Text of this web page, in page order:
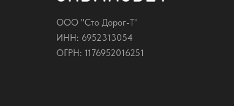
ООО "Сто Дорог-Т"
ИНН: 6952313054
ОГРН: 1176952016251